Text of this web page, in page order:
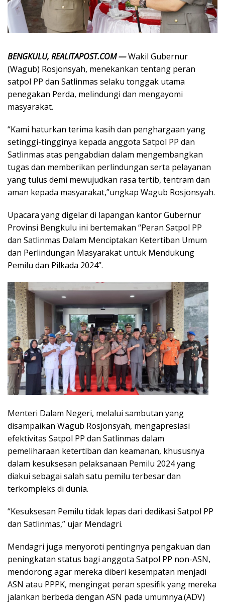
BENGKULU, REALITAPOST.COM —Wakil Gubernur
(Wagub) Rosjonsyah, menekankan tentang peran
satpol PP dan Satlinmas selaku tonggak utama
penegakan Perda, melindungi dan mengayomi
masyarakat.
“Kami haturkan terima kasih dan penghargaan yang
setinggi-tingginya kepada anggota Satpol PP dan
Satlinmas atas pengabdian dalam mengembangkan
tugas dan memberikan perlindungan serta pelayanan
yang tulus demi mewujudkan rasa tertib, tentram dan
aman kepada masyarakat,”ungkap Wagub Rosjonsyah.
Upacara yang digelar di lapangan kantor Gubernur
Provinsi Bengkulu ini bertemakan “Peran Satpol PP
dan Satlinmas Dalam Menciptakan Ketertiban Umum
dan Perlindungan Masyarakat untuk Mendukung
Pemilu dan Pilkada 2024”.
Menteri Dalam Negeri, melalui sambutan yang
disampaikan Wagub Rosjonsyah, mengapresiasi
efektivitas Satpol PP dan Satlinmas dalam
pemeliharaan ketertiban dan keamanan, khususnya
dalam kesuksesan pelaksanaan Pemilu 2024 yang
diakui sebagai salah satu pemilu terbesar dan
terkompleks di dunia.
“Kesuksesan Pemilu tidak lepas dari dedikasi Satpol PP
dan Satlinmas,” ujar Mendagri.
Mendagri juga menyoroti pentingnya pengakuan dan
peningkatan status bagi anggota Satpol PP non-ASN,
mendorong agar mereka diberi kesempatan menjadi
ASN atau PPPK, mengingat peran spesifik yang mereka
jalankan berbeda dengan ASN pada umumnya.(ADV)